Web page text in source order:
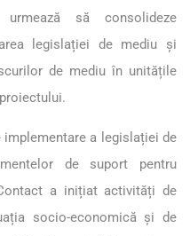
să consolideze
legislației de mediu și
de mediu în unitățile
a legislației de
de suport pentru
a inițiat activități de
socio-economică și de